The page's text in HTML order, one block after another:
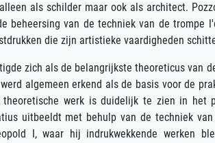
als schilder maar ook als architect.
beheersing van de techniek van de trompe
die zijn artistieke vaardigheden
zich als de belangrijkste theoreticus van
algemeen erkend als de basis voor de
werk is duidelijk te zien in het
uitbeeldt met behulp van de techniek
I, waar hij indrukwekkende werken